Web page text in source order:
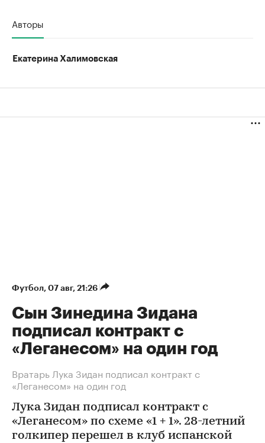
Авторы
Екатерина Халимовская
Футбол 07 авг, 21:26
Сын Зинедина Зидана
подписал контракт с
«Леганесом» на один год
Вратарь Лука Зидан подписал контракт с
«Леганесом» на один год
Лука Зидан подписал контракт с
«Леганесом» по схеме «1 + 1». 28-летний
голкипер перешел в клуб испанской